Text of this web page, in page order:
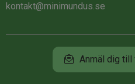
kontakt@minimundus.se
Anmäl dig till